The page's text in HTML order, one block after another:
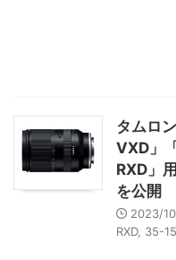
タムロ
VXD」
RXD」
を公開
2023/
RXD, 35-